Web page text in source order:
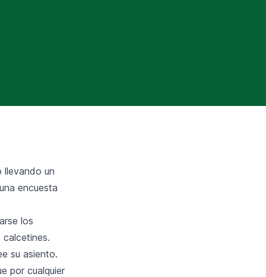
llevando un
encuesta
los
su asiento.
por cualquier